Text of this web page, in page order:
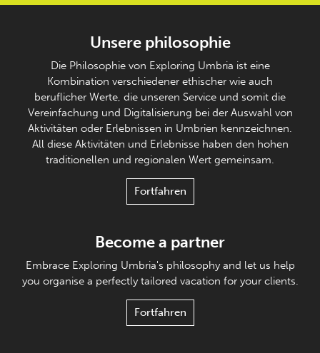
Unsere philosophie
Die Philosophie von Exploring Umbria ist eine
Kombination verschiedener ethischer wie auch
beruflicher Werte, die unseren Service und somit die
Vereinfachung und Digitalisierung bei der Auswahl von
Aktivitäten oder Erlebnissen in Umbrien kennzeichnen.
All diese Aktivitäten und Erlebnisse haben den hohen
traditionellen und regionalen Wert gemeinsam.
Fortfahren
Become a partner
Embrace Exploring Umbria's philosophy and let us help
you organise a perfectly tailored vacation for your clients.
Fortfahren